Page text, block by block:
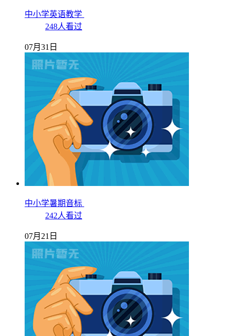
中小学英语教学
248人看过
07月31日
中小学暑期音标
242人看过
07月21日